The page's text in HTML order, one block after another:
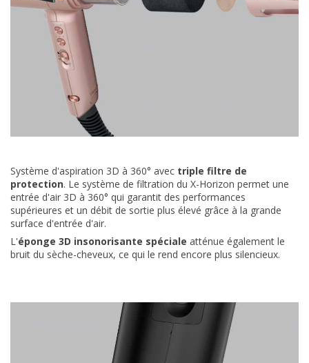
Système d'aspiration 3D à 360° avec triple filtre de
protection. Le système de filtration du X-Horizon permet une
entrée d'air 3D à 360° qui garantit des performances
supérieures et un débit de sortie plus élevé grâce à la grande
surface d'entrée d'air.
L'éponge 3D insonorisante spéciale atténue également le
bruit du sèche-cheveux, ce qui le rend encore plus silencieux.